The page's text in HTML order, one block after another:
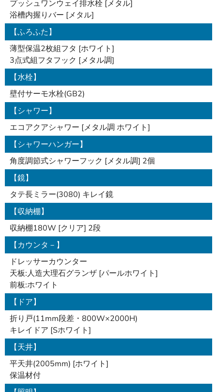
プッシュワンウェイ排水栓 [メタル]
浴槽内握りバー [メタル]
【ふろふた】
薄型保温2枚組フタ [ホワイト]
3点式組フタフック [メタル調]
【水栓】
壁付サーモ水栓(GB2)
【シャワー】
エコアクアシャワー [メタル調 ホワイト]
【シャワーハンガー】
角度調節式シャワーフック [メタル調] 2個
【鏡】
タテ長ミラー(3080) キレイ鏡
【収納棚】
収納棚180W [クリア] 2段
【カウンタ－】
ドレッサーカウンター
天板:人造大理石グランザ [パールホワイト]
前板:ホワイト
【ドア】
折り戸(11mm段差・800W×2000H)
キレイドア [Sホワイト]
【天井】
平天井(2005mm) [ホワイト]
保温材付